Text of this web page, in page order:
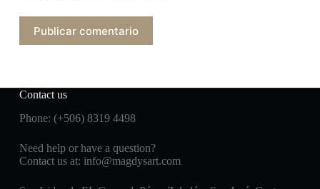
Publicar comentario
Contact us
Phone: (+506) 8319 4498
Need help or have a question?
Contact us at: info@magdysart.com